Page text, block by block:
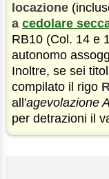
locazione
a cedolare
RB10 (Col. 14 e
autonomo
Inoltre, se sei
compilato il rigo
all'agevolazione
per detrazioni il